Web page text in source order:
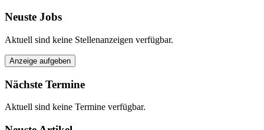
Neuste Jobs
Aktuell sind keine Stellenanzeigen verfügbar.
Anzeige aufgeben
Nächste Termine
Aktuell sind keine Termine verfügbar.